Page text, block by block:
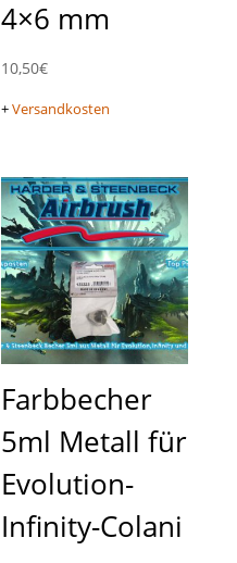
4×6 mm
10,50€
+Versandkosten
Farbbecher
5ml Metall für
Evolution-
Infinity-Colani